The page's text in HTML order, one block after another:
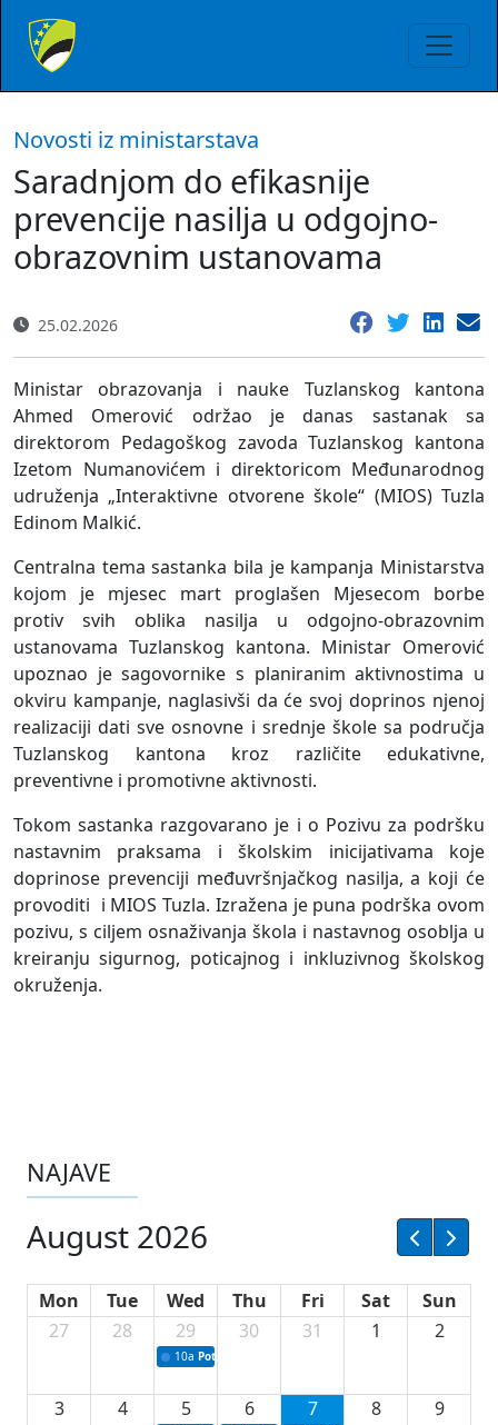
Novosti iz ministarstava
Saradnjom do efikasnije
prevencije nasilja u odgojno-
obrazovnim ustanovama
25.02.2026
Ministar obrazovanja i nauke Tuzlanskog kantona
Ahmed Omerović održao je danas sastanak sa
direktorom Pedagoškog zavoda Tuzlanskog kantona
Izetom Numanovićem i direktoricom Međunarodnog
udruženja „Interaktivne otvorene škole“ (MIOS) Tuzla
Edinom Malkić.
Centralna tema sastanka bila je kampanja Ministarstva
kojom je mjesec mart proglašen Mjesecom borbe
protiv svih oblika nasilja u odgojno-obrazovnim
ustanovama Tuzlanskog kantona. Ministar Omerović
upoznao je sagovornike s planiranim aktivnostima u
okviru kampanje, naglasivši da će svoj doprinos njenoj
realizaciji dati sve osnovne i srednje škole sa područja
Tuzlanskog kantona kroz različite edukativne,
preventivne i promotivne aktivnosti.
Tokom sastanka razgovarano je i o Pozivu za podršku
nastavnim praksama i školskim inicijativama koje
doprinose prevenciji međuvršnjačkog nasilja, a koji će
provoditi i MIOS Tuzla. Izražena je puna podrška ovom
pozivu, s ciljem osnaživanja škola i nastavnog osoblja u
kreiranju sigurnog, poticajnog i inkluzivnog školskog
okruženja.
NAJAVE
August 2026
Mon Tue Wed Thu Fri Sat
Sun
27
28 29
10a Potpisivanje ugovora sa neprofitnim
30 31 1 2
3 4 5 6 7 8 9